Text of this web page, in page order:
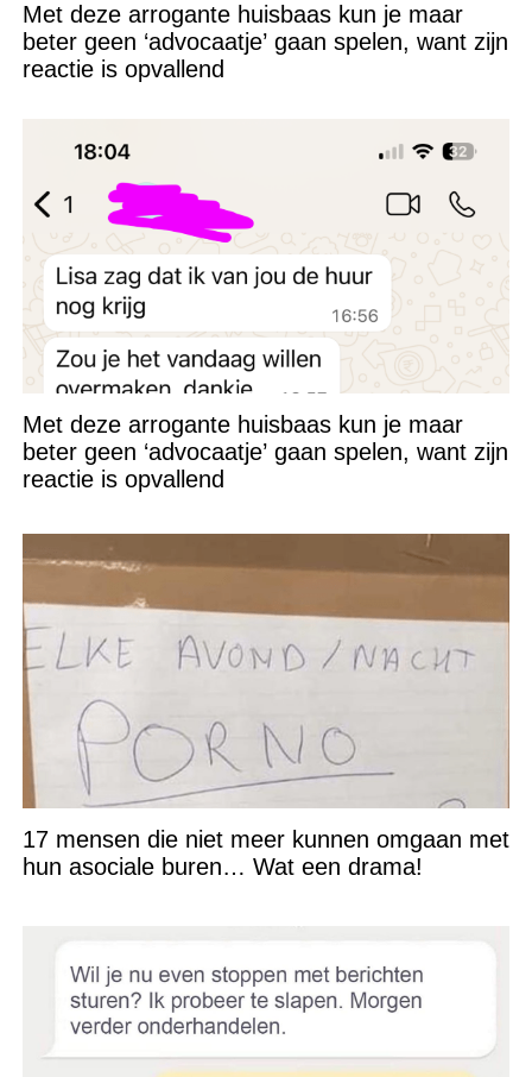
Met deze arrogante huisbaas kun je maar
beter geen ‘advocaatje’ gaan spelen, want zijn
reactie is opvallend
Met deze arrogante huisbaas kun je maar
beter geen ‘advocaatje’ gaan spelen, want zijn
reactie is opvallend
17 mensen die niet meer kunnen omgaan met
hun asociale buren… Wat een drama!